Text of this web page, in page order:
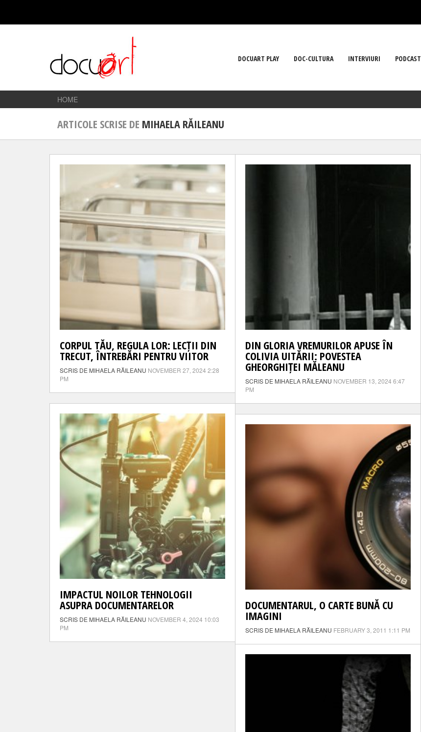
DOCUART PLAY DOC-CULTURA INTERVIURI PODCAST
HOME
ARTICOLE SCRISE DE MIHAELA RĂILEANU
CORPUL TĂU, REGULA LOR: LECȚII DIN
TRECUT, ÎNTREBĂRI PENTRU VIITOR
SCRIS DE MIHAELA RĂILEANU NOVEMBER 27, 2024 2:28
PM
DIN GLORIA VREMURILOR APUSE ÎN
COLIVIA UITĂRII: POVESTEA
GHEORGHIȚEI MĂLEANU
SCRIS DE MIHAELA RĂILEANU NOVEMBER 13, 2024 6:47
PM
IMPACTUL NOILOR TEHNOLOGII
ASUPRA DOCUMENTARELOR
SCRIS DE MIHAELA RĂILEANU NOVEMBER 4, 2024 10:03
PM
DOCUMENTARUL, O CARTE BUNĂ CU
IMAGINI
SCRIS DE MIHAELA RĂILEANU FEBRUARY 3, 2011 1:11 PM